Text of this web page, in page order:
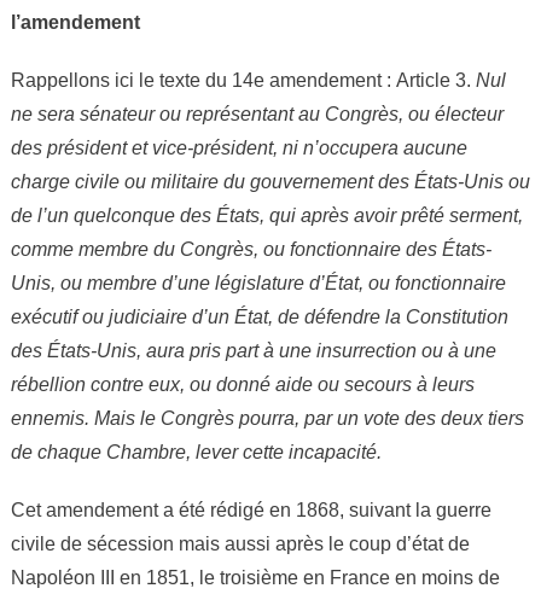
l’amendement
Rappellons ici le texte du 14e amendement : Article 3. Nul
ne sera sénateur ou représentant au Congrès, ou électeur
des président et vice-président, ni n’occupera aucune
charge civile ou militaire du gouvernement des États-Unis ou
de l’un quelconque des États, qui après avoir prêté serment,
comme membre du Congrès, ou fonctionnaire des États-
Unis, ou membre d’une législature d’État, ou fonctionnaire
exécutif ou judiciaire d’un État, de défendre la Constitution
des États-Unis, aura pris part à une insurrection ou à une
rébellion contre eux, ou donné aide ou secours à leurs
ennemis. Mais le Congrès pourra, par un vote des deux tiers
de chaque Chambre, lever cette incapacité.
Cet amendement a été rédigé en 1868, suivant la guerre
civile de sécession mais aussi après le coup d’état de
Napoléon III en 1851, le troisième en France en moins de